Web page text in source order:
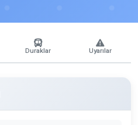
Duraklar Uyarılar